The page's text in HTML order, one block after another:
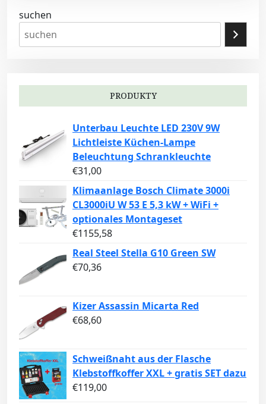
suchen
PRODUKTY
Unterbau Leuchte LED 230V 9W
Lichtleiste Küchen-Lampe
Beleuchtung Schrankleuchte
€31,00
Klimaanlage Bosch Climate 3000i
CL3000iU W 53 E 5,3 kW + WiFi +
optionales Montageset
€1155,58
Real Steel Stella G10 Green SW
€70,36
Kizer Assassin Micarta Red
€68,60
Schweißnaht aus der Flasche
Klebstoffkoffer XXL + gratis SET dazu
€119,00